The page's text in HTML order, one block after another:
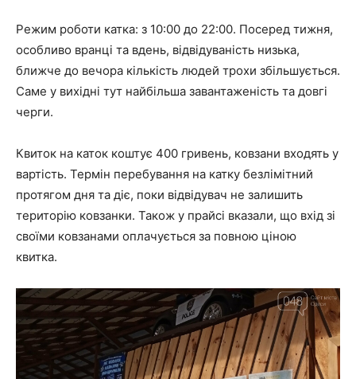
Режим роботи катка: з 10:00 до 22:00. Посеред тижня,
особливо вранці та вдень, відвідуваність низька,
ближче до вечора кількість людей трохи збільшується.
Саме у вихідні тут найбільша завантаженість та довгі
черги.
Квиток на каток коштує 400 гривень, ковзани входять у
вартість. Термін перебування на катку безлімітний
протягом дня та діє, поки відвідувач не залишить
територію ковзанки. Також у прайсі вказали, що вхід зі
своїми ковзанами оплачується за повною ціною
квитка.